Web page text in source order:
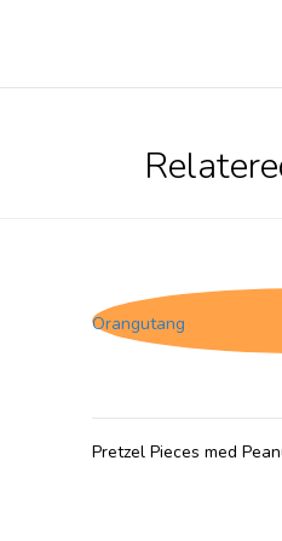
Orangutang
Pretzel Pieces med